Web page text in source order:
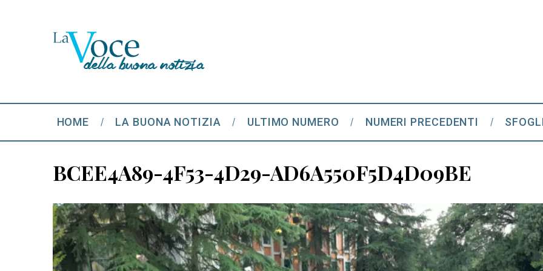
HOME LA BUONA NOTIZIA ULTIMO NUMERO NUMERI PRECEDENTI
BCEE4A89-4F53-4D29-AD6A550F5D4D09BE